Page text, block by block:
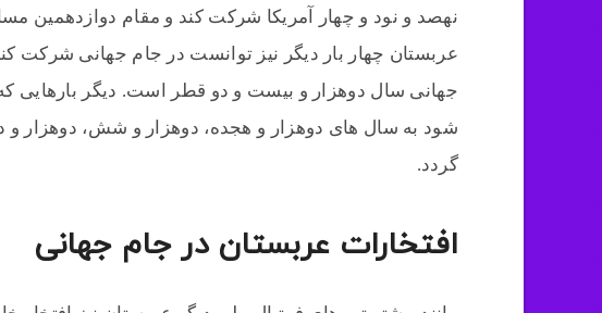
نهصد و نود و چهار آمریکا شرکت کند و مقام دوازدهمین
عربستان چهار بار دیگر نیز توانست در جام جهانی شرکت
جهانی سال دوهزار و بیست و دو قطر است. دیگر بارهایی
شود به سال های دوهزار و هجده، دوهزار و شش، دوهزار و
گردد.
افتخارات عربستان در جام جهانی